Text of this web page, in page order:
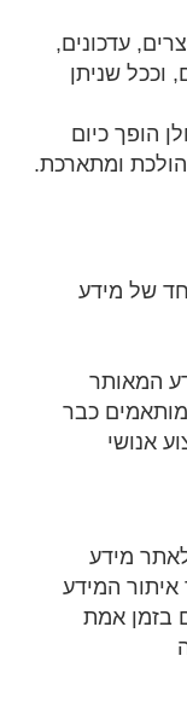
עדכונים,
וככל שניתן
הופך כיום
ומתארכת.
של מידע
המאותר
כבר
אנושי
מידע
המידע
בזמן אמת